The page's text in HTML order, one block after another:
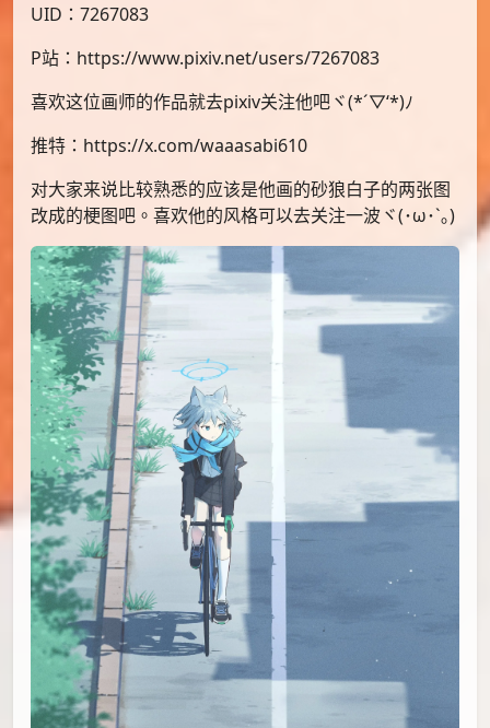
UID：7267083
P站：https://www.pixiv.net/users/7267083
喜欢这位画师的作品就去pixiv关注他吧ヾ(*´▽‘*)ﾉ
推特：https://x.com/waaasabi610
对大家来说比较熟悉的应该是他画的砂狼白子的两张图
改成的梗图吧。喜欢他的风格可以去关注一波ヾ(･ω･`｡)